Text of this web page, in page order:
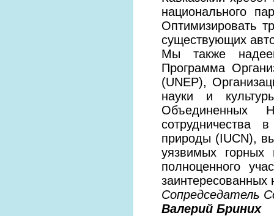
национального
Оптимизировать
существующих
Мы также
Программа
(UNEP),
науки и
Объединенных
природы (IUCN),
уязвимых горных
полноценного
заинтересованных
Сопредседатель
Валерий Бриних